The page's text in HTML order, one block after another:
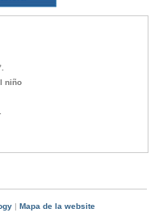
niño
| Mapa de la website